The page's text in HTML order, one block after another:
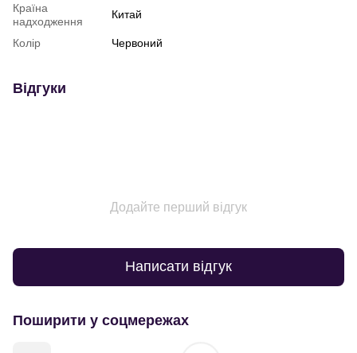
Країна
надходження
Китай
Колір Червоний
Відгуки
Додайте перший відгук
Написати відгук
Поширити у соцмережах